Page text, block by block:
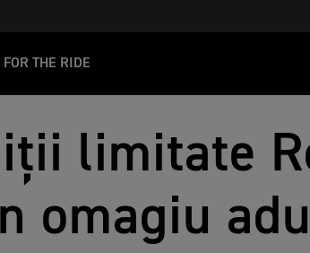
FOR THE RIDE
limitate
omagiu